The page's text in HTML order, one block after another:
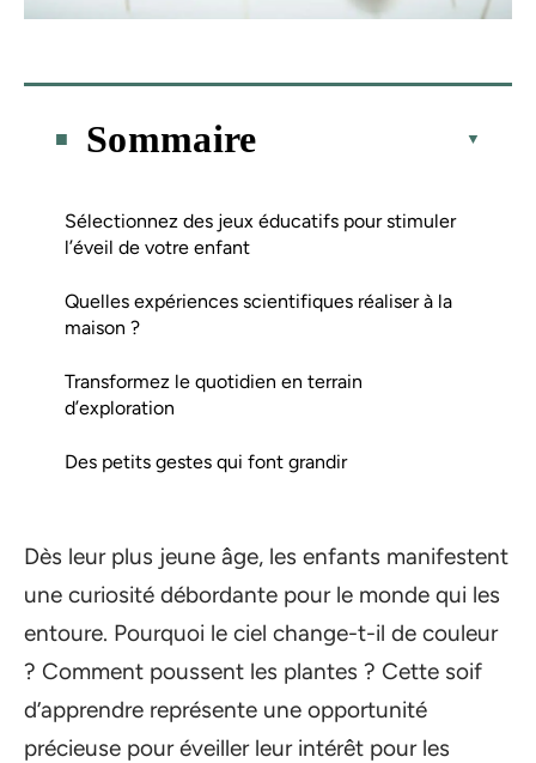
Sommaire
Sélectionnez des jeux éducatifs pour stimuler
l’éveil de votre enfant
Quelles expériences scientifiques réaliser à la
maison ?
Transformez le quotidien en terrain
d’exploration
Des petits gestes qui font grandir
Dès leur plus jeune âge, les enfants manifestent
une curiosité débordante pour le monde qui les
entoure. Pourquoi le ciel change-t-il de couleur
? Comment poussent les plantes ? Cette soif
d’apprendre représente une opportunité
précieuse pour éveiller leur intérêt pour les